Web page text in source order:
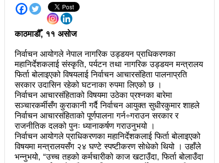
अझ सुदृढ बनाएको छः प्रचण्ड
छिटफुटबाहेक शान्तिपूर्ण रुपमा मतदान सम्पन्न
आज प्रतिनिधिसभा सदस्य निर्वाचनः देशैभर मतदान जारी
बैतडीमा जन्तिबस दुर्घटनाः १३ जनाको मृत्यु
कविता – अपजश
पुरस्कार वितरणबिनै काउन्सिलले सम्पन्न गर्‍यो वार्षिकोत्सव
हितेन्द्रदेव शाक्यलाई पद छाड्नुपर्ने नैतिक दबाबः समय बुझेर
बाटो खुलाउन मन्त्री घिसिङको म्यासेज
काठमाडौँ, ११ असोज
निर्वाचन आयोगले नेपाल नागरिक उड्डयन प्राधिकरणका
महानिर्देशकलाई संस्कृति, पर्यटन तथा नागरिक उड्डयन मन्त्रालय
फिर्ता बोलाइएको विषयलाई निर्वाचन आचारसंहिता पालनाप्रति
सरकार उदासिन रहेको घटनाका रुपमा लिएको छ ।
निर्वाचन आचारसंहिताको विषयमा उठेका प्रश्नका बारेमा
सञ्चारकर्मीसँग कुराकानी गर्दै निर्वाचन आयुक्त सुधीरकुमार शाहले
निर्वाचन आचारसंहिताको पूर्णपालना गर्न÷गराउन सरकार र
राजनीतिक दलको पुनः ध्यानाकर्षण गराउनुभयो ।
निर्वाचन आयोगले प्राधिकरणका महानिर्देशकलाई फिर्ता बोलाइएको
विषयमा मन्त्रालयसँग २४ घण्टे स्पष्टीकरण सोधेको थियो । उहाँले
भन्नुभयो, “उच्च तहको कर्मचारीको काज खटाउँदा, फिर्ता बोलाउँदा